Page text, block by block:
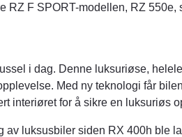
RZ F SPORT-modellen, RZ 550e,
i dag. Denne luksuriøse,
Med ny teknologi får
interiøret for å sikre en luksuriøs
luksusbiler siden RX 400h ble